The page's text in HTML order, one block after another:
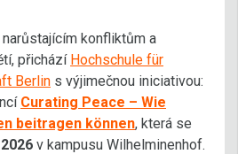
konfliktům a
přichází Hochschule für
Berlin s výjimečnou iniciativou:
Curating Peace – Wie
beitragen können, která se
v kampusu Wilhelminenhof.